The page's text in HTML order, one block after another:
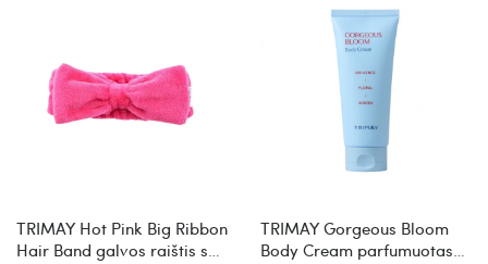
TRIMAY Hot Pink Big Ribbon
Hair Band galvos raištis su
TRIMAY Gorgeous Bloom
Body Cream parfumuotas